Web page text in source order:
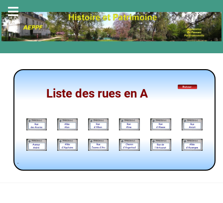
Liste des rues en A
.